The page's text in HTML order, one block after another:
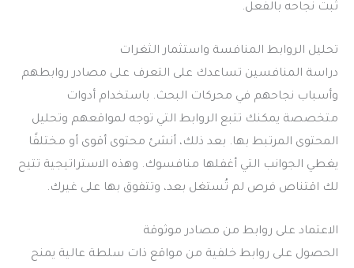
ثبت نجاحه بالفعل.
تحليل الروابط المنافسة واستثمار الثغرات
دراسة المنافسين تساعدك على التعرف على مصادر روابطهم
وأسباب نجاحهم في محركات البحث. باستخدام أدوات
متخصصة يمكنك تتبع الروابط التي توجه لمواقعهم وتحليل
المحتوى المرتبط بها. بعد ذلك، أنشئ محتوى أقوى أو مختلفًا
يغطي الجوانب التي أغفلها منافسوك. وهذه الاستراتيجية تتيح
لك اقتناص فرص لم تُستغل بعد، وتتفوق بها على غيرك.
الاعتماد على روابط من مصادر موثوقة
الحصول على روابط خلفية من مواقع ذات سلطة عالية يمنح